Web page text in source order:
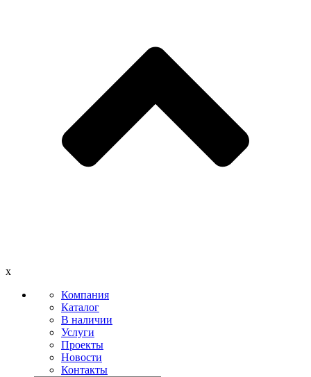
x
Компания
Каталог
В наличии
Услуги
Проекты
Новости
Контакты